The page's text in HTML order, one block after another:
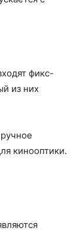
фикс-
из них
кинооптики.